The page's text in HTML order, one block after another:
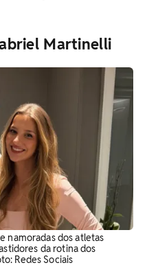
Martinelli
namoradas dos atletas
da rotina dos
Redes Sociais